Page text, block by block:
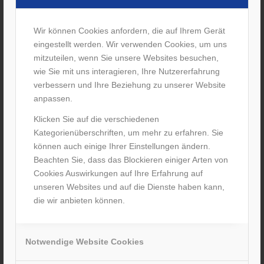
Wir können Cookies anfordern, die auf Ihrem Gerät
eingestellt werden. Wir verwenden Cookies, um uns
mitzuteilen, wenn Sie unsere Websites besuchen,
wie Sie mit uns interagieren, Ihre Nutzererfahrung
verbessern und Ihre Beziehung zu unserer Website
anpassen.
Klicken Sie auf die verschiedenen
Kategorienüberschriften, um mehr zu erfahren. Sie
können auch einige Ihrer Einstellungen ändern.
Beachten Sie, dass das Blockieren einiger Arten von
Cookies Auswirkungen auf Ihre Erfahrung auf
unseren Websites und auf die Dienste haben kann,
die wir anbieten können.
Notwendige Website Cookies
Salvatore – Ausbildung 2019
Deine Ausbildung dauert in der Regel 3 Jahre und
kann je nach Schulabschluss verkürzt werden.
Dann mach doch einfach ein Praktikum bei uns. Die